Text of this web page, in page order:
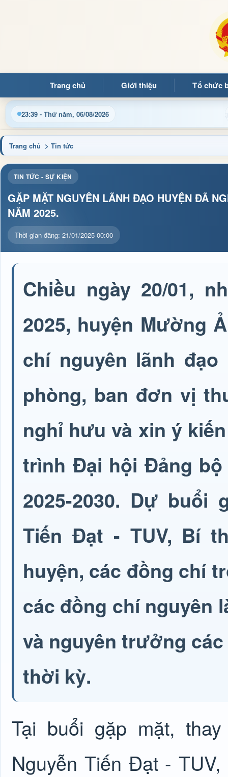
Trang chủ Giới thiệu Tổ chức
23:39 - Thứ năm, 06/08/2026Chào mừng quý bạn đọc đến với Trang
Trang chủ > Tin tức
TIN TỨC - SỰ KIỆN
GẶP MẶT NGUYÊN LÃNH ĐẠO HUYỆN ĐÃ
NĂM 2025.
Thời gian đăng: 21/01/2025 00:00
Chiều ngày 20/01,
2025, huyện Mường
chí nguyên lãnh
phòng, ban đơn vị
nghỉ hưu và xin ý
trình Đại hội Đảng bộ
2025-2030. Dự buổi
Tiến Đạt - TUV, Bí
huyện, các đồng chí
các đồng chí nguyên
và nguyên trưởng
thời kỳ.
Tại buổi gặp mặt,
Nguyễn Tiến Đạt -